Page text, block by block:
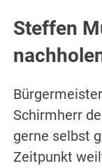
Steffen
Schirmherr
gerne selbst
Zeitpunkt